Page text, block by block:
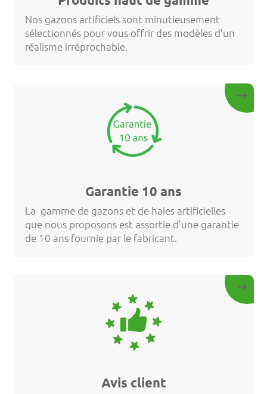
Nos gazons artificiels sont minutieusement
sélectionnés pour vous offrir des modèles d’un
réalisme irréprochable.
Garantie 10 ans
La gamme de gazons et de haies artificielles
que nous proposons est assortie d’une garantie
de 10 ans fournie par le fabricant.
Avis client